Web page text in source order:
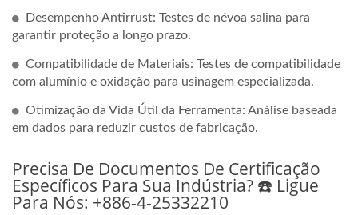
Desempenho Antirrust: Testes de névoa salina para
garantir proteção a longo prazo.
Compatibilidade de Materiais: Testes de compatibilidade
com alumínio e oxidação para usinagem especializada.
Otimização da Vida Útil da Ferramenta: Análise baseada
em dados para reduzir custos de fabricação.
Precisa De Documentos De Certificação
Específicos Para Sua Indústria? ☎️ Ligue
Para Nós: +886-4-25332210